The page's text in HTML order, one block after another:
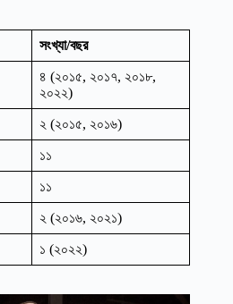
সংখ্যা/বছর
৪ (২০১৫, ২০১৭, ২০১৮,
২০২২)
২ (২০১৫, ২০১৬)
১১
১১
২ (২০১৬, ২০২১)
১ (২০২২)